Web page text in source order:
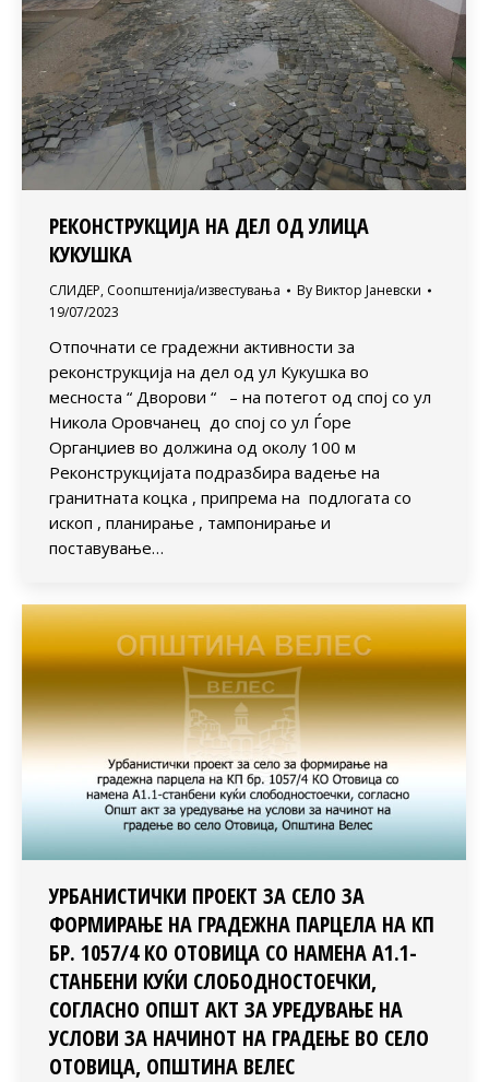
РЕКОНСТРУКЦИЈА НА ДЕЛ ОД УЛИЦА
КУКУШКА
СЛИДЕР, Соопштенија/известувања By Виктор Јаневски
19/07/2023
Отпочнати се градежни активности за
реконструкција на дел од ул Кукушка во
месноста “ Дворови “ – на потегот од спој со ул
Никола Оровчанец до спој со ул Ѓоре
Органџиев во должина од околу 100 м
Реконструкцијата подразбира вадење на
гранитната коцка , припрема на подлогата со
ископ , планирање , тампонирање и
поставување…
УРБАНИСТИЧКИ ПРОЕКТ ЗА СЕЛО ЗА
ФОРМИРАЊЕ НА ГРАДЕЖНА ПАРЦЕЛА НА КП
БР. 1057/4 КО ОТОВИЦА СО НАМЕНА А1.1-
СТАНБЕНИ КУЌИ СЛОБОДНОСТОЕЧКИ,
СОГЛАСНО ОПШТ АКТ ЗА УРЕДУВАЊЕ НА
УСЛОВИ ЗА НАЧИНОТ НА ГРАДЕЊЕ ВО СЕЛО
ОТОВИЦА, ОПШТИНА ВЕЛЕС